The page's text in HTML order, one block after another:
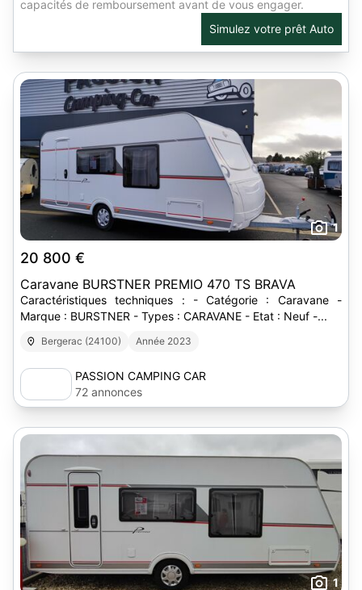
capacités de remboursement avant de vous engager.
Simulez votre prêt Auto
1
20 800 €
Caravane BURSTNER PREMIO 470 TS BRAVA
Caractéristiques techniques : - Catégorie : Caravane -
Marque : BURSTNER - Types : CARAVANE - Etat : Neuf -...
Bergerac (24100) Année 2023
PASSION CAMPING CAR
72 annonces
1